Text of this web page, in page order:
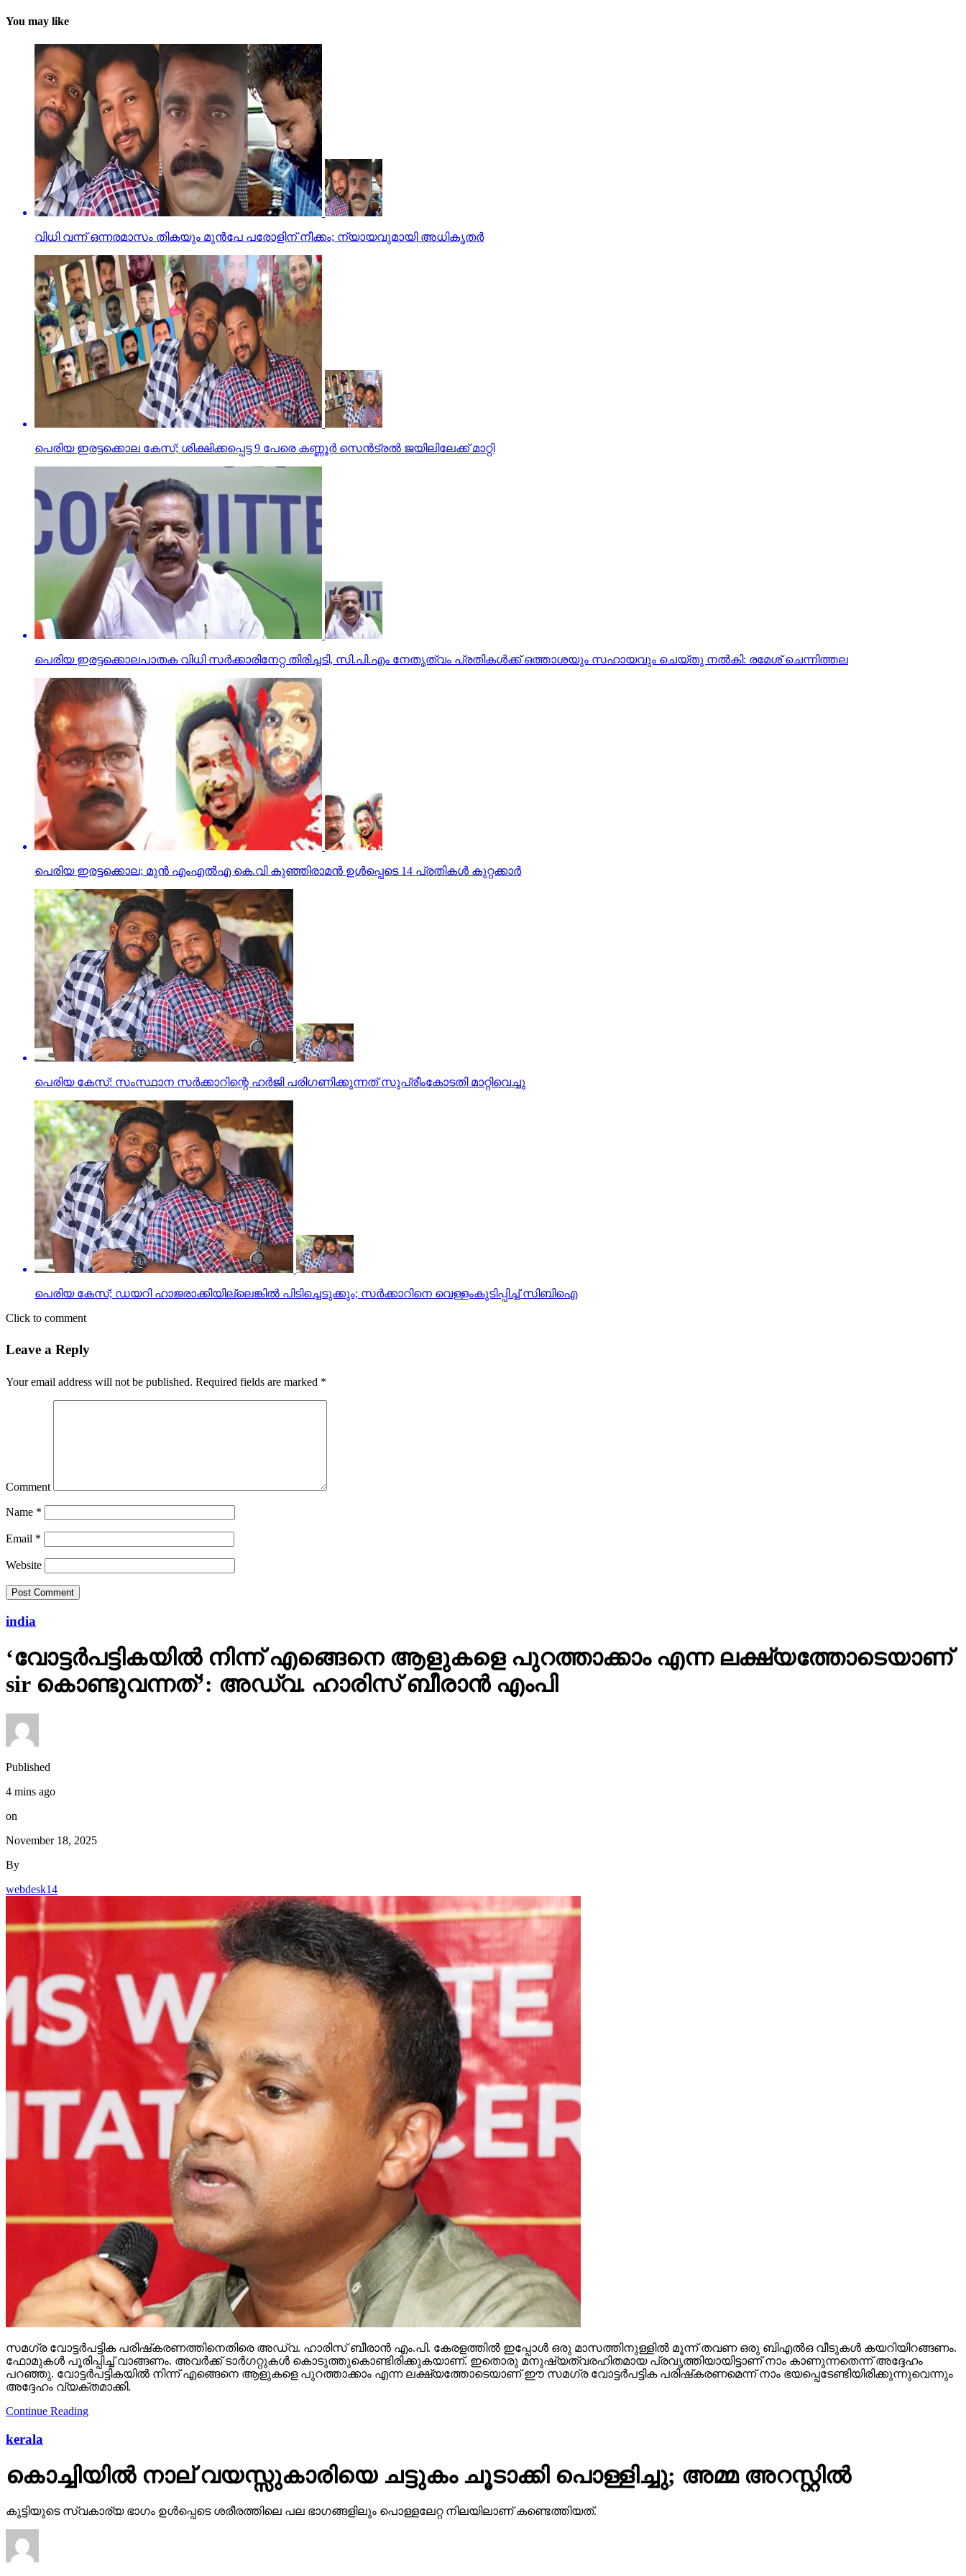
You may like
വിധി വന്ന് ഒന്നരമാസം തികയും മുൻപേ പരോളിന് നീക്കം; ന്യായവുമായി അധികൃതര്‍
പെരിയ ഇരട്ടക്കൊല കേസ്; ശിക്ഷിക്കപ്പെട്ട 9 പേരെ കണ്ണൂര്‍ സെന്‍ട്രല്‍ ജയിലിലേക്ക് മാറ്റി
പെരിയ ഇരട്ടക്കൊലപാതക വിധി സർക്കാരിനേറ്റ തിരിച്ചടി, സി.പി.എം നേതൃത്വം പ്രതികൾക്ക് ഒത്താശയും സഹായവും ചെയ്തു നൽകി: രമേശ് ചെന്നിത്തല
പെരിയ ഇരട്ടക്കൊല; മുന്‍ എംഎല്‍എ കെ.വി കുഞ്ഞിരാമന്‍ ഉള്‍പ്പെടെ 14 പ്രതികള്‍ കുറ്റക്കാര്‍
പെരിയ കേസ്: സംസ്ഥാന സര്‍ക്കാറിന്റെ ഹര്‍ജി പരിഗണിക്കുന്നത് സുപ്രീംകോടതി മാറ്റിവെച്ചു
പെരിയ കേസ്; ഡയറി ഹാജരാക്കിയില്ലെങ്കില്‍ പിടിച്ചെടുക്കും; സര്‍ക്കാറിനെ വെള്ളംകുടിപ്പിച്ച് സിബിഐ
Click to comment
Leave a Reply
Your email address will not be published. Required fields are marked *
Comment
Name *
Email *
Website
india
‘വോട്ടര്‍പട്ടികയില്‍ നിന്ന് എങ്ങെനെ ആളുകളെ പുറത്താക്കാം എന്ന ലക്ഷ്യത്തോടെയാണ്
sir കൊണ്ടുവന്നത്’: അഡ്വ. ഹാരിസ് ബീരാൻ എംപി
Published
4 mins ago
on
November 18, 2025
By
webdesk14
സമഗ്ര വോട്ടര്‍പട്ടിക പരിഷ്‌കരണത്തിനെതിരെ അഡ്വ. ഹാരിസ് ബീരാന്‍ എം.പി. കേരളത്തില്‍ ഇപ്പോള്‍ ഒരു മാസത്തിനുള്ളില്‍ മൂന്ന് തവണ ഒരു ബിഎല്‍ഒ വീടുകള്‍ കയറിയിറങ്ങണം.
ഫോമുകള്‍ പൂരിപ്പിച്ച് വാങ്ങണം. അവര്‍ക്ക് ടാര്‍ഗറ്റുകള്‍ കൊടുത്തുകൊണ്ടിരിക്കുകയാണ്. ഇതൊരു മനുഷ്യത്വരഹിതമായ പ്രവൃത്തിയായിട്ടാണ് നാം കാണുന്നതെന്ന് അദ്ദേഹം
പറഞ്ഞു. വോട്ടര്‍പട്ടികയില്‍ നിന്ന് എങ്ങെനെ ആളുകളെ പുറത്താക്കാം എന്ന ലക്ഷ്യത്തോടെയാണ് ഈ സമഗ്ര വോട്ടര്‍പട്ടിക പരിഷ്‌കരണമെന്ന് നാം ഭയപ്പെടേണ്ടിയിരിക്കുന്നുവെന്നും
അദ്ദേഹം വ്യക്തമാക്കി.
Continue Reading
kerala
കൊച്ചിയില്‍ നാല് വയസ്സുകാരിയെ ചട്ടുകം ചൂടാക്കി പൊള്ളിച്ചു; അമ്മ അറസ്റ്റില്‍
കുട്ടിയുടെ സ്വകാര്യ ഭാഗം ഉള്‍പ്പെടെ ശരീരത്തിലെ പല ഭാഗങ്ങളിലും പൊള്ളലേറ്റ നിലയിലാണ് കണ്ടെത്തിയത്.